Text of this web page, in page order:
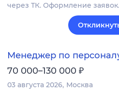
через ТК. Оформление
Менеджер по
70 000–130 000 ₽
03 августа 2026 Москва